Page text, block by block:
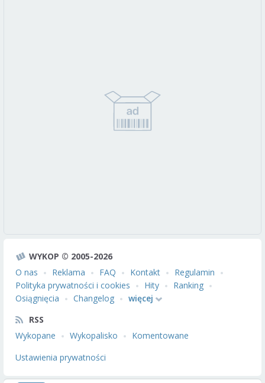
WYKOP © 2005-2026
O nas
Reklama FAQ Kontakt
Regulamin
Polityka prywatności i cookies
Hity
Ranking
Osiągnięcia
Changelog
więcej
RSS
Wykopane
Wykopalisko
Komentowane
Ustawienia prywatności